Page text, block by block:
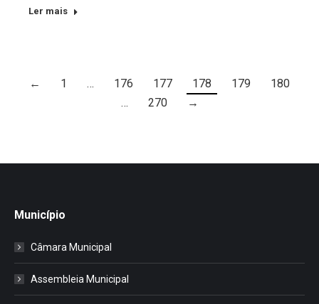
Ler mais
← 1 … 176 177 178 179
180
…
270 →
Município
Câmara Municipal
Assembleia Municipal